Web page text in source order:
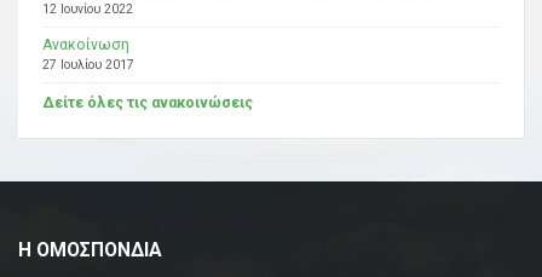
12 Ιουνίου 2022
Ανακοίνωση
27 Ιουλίου 2017
Δείτε όλες τις ανακοινώσεις
Η ΟΜΟΣΠΟΝΔΙΑ